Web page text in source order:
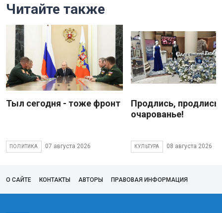
Читайте также
Тыл сегодня - тоже фронт
ПОЛИТИКА 07 августа 2026
Продлись, продлись
очарованье!
КУЛЬТУРА 08 августа 2026
О САЙТЕ КОНТАКТЫ АВТОРЫ ПРАВОВАЯ ИНФОРМАЦИЯ